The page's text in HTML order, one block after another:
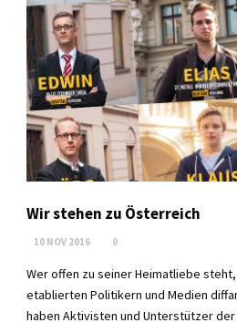
Wir stehen zu Österreich
10 NOV 2016 0
Wer offen zu seiner Heimatliebe
etablierten Politikern und Medien
haben Aktivisten und Unterstützer